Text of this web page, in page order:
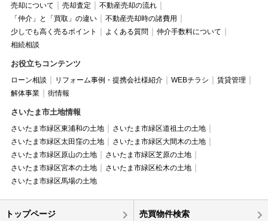
売却について 売却査定
不動産売却の流れ
「仲介」と「買取」の違い
不動産売却時の諸費用
少しでも高く売るポイント
よくある質問
仲介手数料について
相続相談
お役立ちコンテンツ
ローン相談 リフォーム事例・提携会社様紹介 WEBチラシ
賃貸管理
解体事業
街情報
さいたま市土地情報
さいたま市緑区東浦和の土地
さいたま市緑区道祖土の土地
さいたま市緑区太田窪の土地
さいたま市緑区大間木の土地
さいたま市緑区原山の土地
さいたま市緑区芝原の土地
さいたま市緑区宮本の土地
さいたま市緑区松木の土地
さいたま市緑区馬場の土地
トップページ 売買物件検索